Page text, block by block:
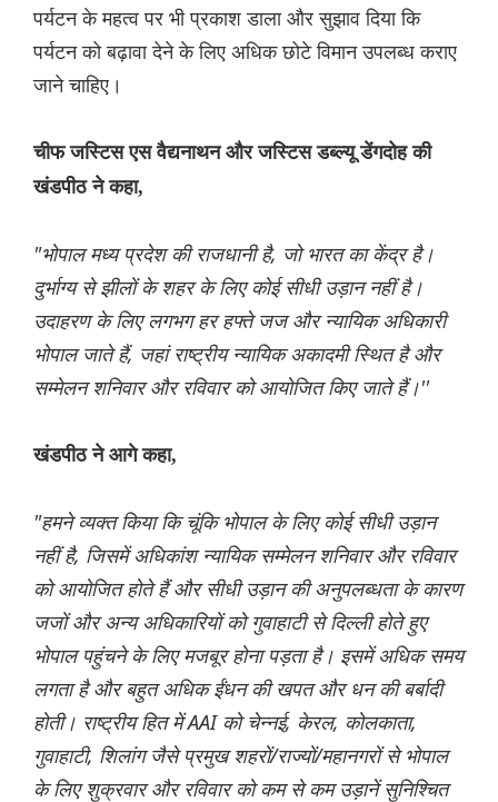
पर्यटन के महत्व पर भी प्रकाश डाला और सुझाव दिया कि
पर्यटन को बढ़ावा देने के लिए अधिक छोटे विमान उपलब्ध कराए
जाने चाहिए।
चीफ जस्टिस एस वैद्यनाथन और जस्टिस डब्ल्यू डेंगदोह की
खंडपीठ ने कहा,
"भोपाल मध्य प्रदेश की राजधानी है, जो भारत का केंद्र है।
दुर्भाग्य से झीलों के शहर के लिए कोई सीधी उड़ान नहीं है।
उदाहरण के लिए लगभग हर हफ्ते जज और न्यायिक अधिकारी
भोपाल जाते हैं, जहां राष्ट्रीय न्यायिक अकादमी स्थित है और
सम्मेलन शनिवार और रविवार को आयोजित किए जाते हैं।''
खंडपीठ ने आगे कहा,
"हमने व्यक्त किया कि चूंकि भोपाल के लिए कोई सीधी उड़ान
नहीं है, जिसमें अधिकांश न्यायिक सम्मेलन शनिवार और रविवार
को आयोजित होते हैं और सीधी उड़ान की अनुपलब्धता के कारण
जजों और अन्य अधिकारियों को गुवाहाटी से दिल्ली होते हुए
भोपाल पहुंचने के लिए मजबूर होना पड़ता है। इसमें अधिक समय
लगता है और बहुत अधिक ईंधन की खपत और धन की बर्बादी
होती। राष्ट्रीय हित में AAI को चेन्नई, केरल, कोलकाता,
गुवाहाटी, शिलांग जैसे प्रमुख शहरों/राज्यों/महानगरों से भोपाल
के लिए शुक्रवार और रविवार को कम से कम उड़ानें सुनिश्चित